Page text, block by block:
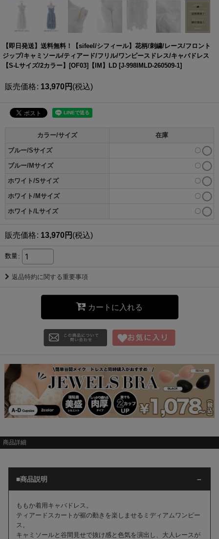
【即日発送】送料無料！【sifeel/シフィール】花柄/刺繍/レース/フロント
ジップ/キャミソール/ティアード/フリル/ワンピースドレス/キャバドレス
【S-Lサイズ/2カラー】[OF03]【IM】LD [J-998IMLD-260509-1]
販売価格: 13,970円 (税込)
カラー/サイズ 在庫
ブルー/Sサイズ 〇
ブルー/Mサイズ 〇
ホワイト/Sサイズ 〇
ホワイト/Mサイズ 〇
ホワイト/Lサイズ 〇
販売価格: 13,970円 (税込)
数量:
返品特約に関する重要事項
カートに入れる
商品詳細
■商品説明
ももか着用キャバドレス。
ティアードスカートが裾の動きを楽しませるミディアムワンピー
ス。
キャミソールと谷間見せで抜け感と色気を演出し、大人レースが